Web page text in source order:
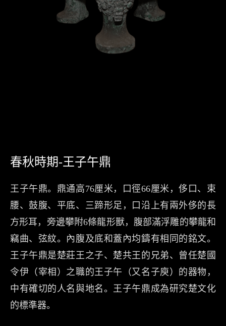
春秋時期-王子午鼎
王子午鼎。鼎通高76厘米，口徑66厘米，侈口、束
腰、鼓腹、平底、三蹄形足，口沿上有兩外侈的長
方形耳，旁邊攀附6條龍形獸，腹部滿浮雕的攀龍和
竊曲、弦紋。內腹及底和蓋內均鑄有相同的銘文。
王子午鼎是楚莊王之子、楚共王的兄弟、曾任楚國
令伊（宰相）之職的王子午（又名子庾）的器物，
中有確切的人名與地名。王子午鼎成為研究楚文化
的標準器。